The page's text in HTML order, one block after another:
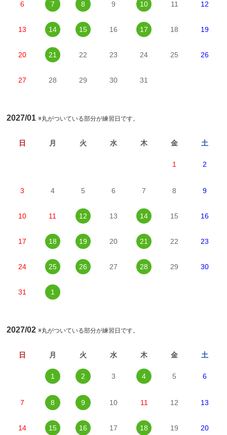
6 7 8 9 10 11 12
13 14 15 16 17 18 19
20 21 22 23 24 25 26
27 28 29 30 31
2027/01※丸がついている部分が練習日です。
日 月 火 水 木 金 土
1 2
3 4 5 6 7 8 9
10 11 12 13 14 15 16
17 18 19 20 21 22 23
24 25 26 27 28 29 30
31 1
2027/02※丸がついている部分が練習日です。
日 月 火 水 木 金 土
1 2 3 4 5 6
7 8 9 10 11 12 13
14 15 16 17 18 19 20